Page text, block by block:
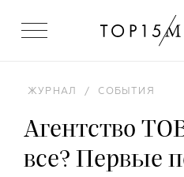
ЖУРНАЛ / СОБЫТИЯ
Агентство
все? Первые